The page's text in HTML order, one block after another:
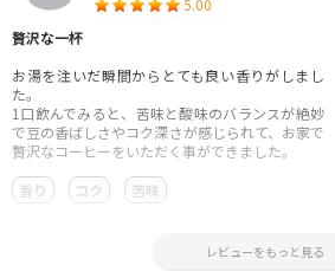
5.00
贅沢な一杯
お湯を注いだ瞬間からとても良い香りがしまし
た。
1口飲んでみると、苦味と酸味のバランスが絶妙
で豆の香ばしさやコク深さが感じられて、お家で
贅沢なコーヒーをいただく事ができました。
香り
コク 苦味
レビューをもっと見る